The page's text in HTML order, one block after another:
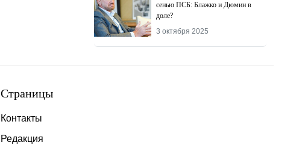
сенью ПСБ: Блажко и Дюмин в
доле?
3 октября 2025
Страницы
Контакты
Редакция